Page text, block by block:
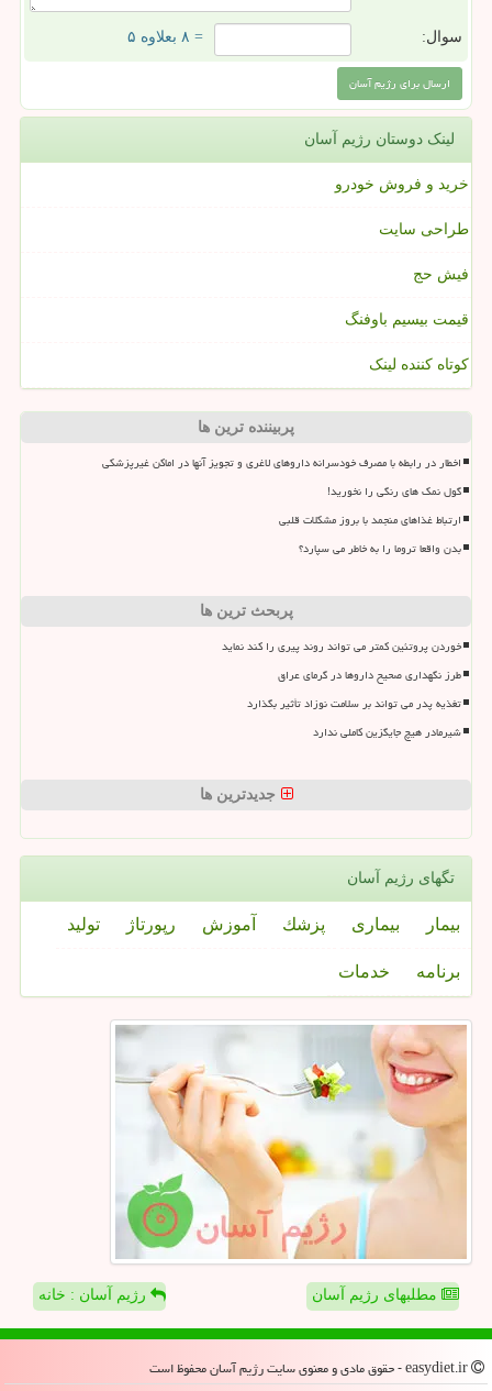
سوال: = ۸ بعلاوه ۵
لینک دوستان رژیم آسان
خرید و فروش خودرو
طراحی سایت
فیش حج
قیمت بیسیم باوفنگ
کوتاه کننده لینک
پربیننده ترین ها
اخطار در رابطه با مصرف خودسرانه داروهای لاغری و تجویز آنها در اماکن غیرپزشکی
گول نمک های رنگی را نخورید!
ارتباط غذاهای منجمد با بروز مشکلات قلبی
بدن واقعا تروما را به خاطر می سپارد؟
پربحث ترین ها
خوردن پروتئین کمتر می تواند روند پیری را کند نماید
طرز نگهداری صحیح داروها در گرمای عراق
تغذیه پدر می تواند بر سلامت نوزاد تأثیر بگذارد
شیرمادر هیچ جایگزین کاملی ندارد
جدیدترین ها
تگهای رژیم آسان
بیمار بیماری پزشك آموزش رپورتاژ تولید
برنامه خدمات
مطلبهای رژیم آسان رژیم آسان : خانه